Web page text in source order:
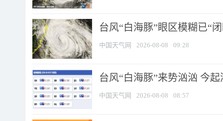
台风“白海豚”眼区模糊已“
中国天气网 2026-08-08 09:28
台风“白海豚”来势汹汹 今
中国天气网 2026-08-08 08:57